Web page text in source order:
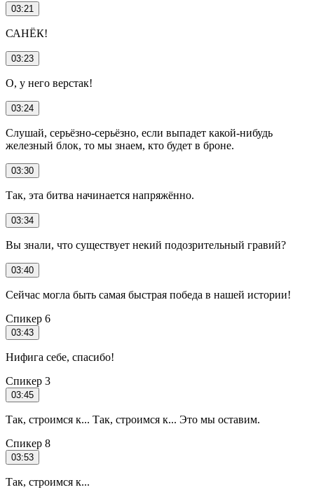
03:21
САНЁК!
03:23
О, у него верстак!
03:24
Слушай, серьёзно-серьёзно, если выпадет какой-нибудь
железный блок, то мы знаем, кто будет в броне.
03:30
Так, эта битва начинается напряжённо.
03:34
Вы знали, что существует некий подозрительный гравий?
03:40
Сейчас могла быть самая быстрая победа в нашей истории!
Спикер 6
03:43
Нифига себе, спасибо!
Спикер 3
03:45
Так, строимся к... Так, строимся к... Это мы оставим.
Спикер 8
03:53
Так, строимся к...